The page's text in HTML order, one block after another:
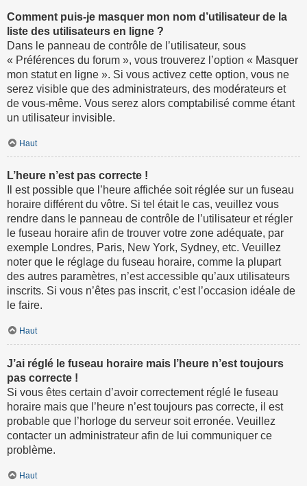
Comment puis-je masquer mon nom d’utilisateur de la
liste des utilisateurs en ligne ?
Dans le panneau de contrôle de l’utilisateur, sous
« Préférences du forum », vous trouverez l’option « Masquer
mon statut en ligne ». Si vous activez cette option, vous ne
serez visible que des administrateurs, des modérateurs et
de vous-même. Vous serez alors comptabilisé comme étant
un utilisateur invisible.
Haut
L’heure n’est pas correcte !
Il est possible que l’heure affichée soit réglée sur un fuseau
horaire différent du vôtre. Si tel était le cas, veuillez vous
rendre dans le panneau de contrôle de l’utilisateur et régler
le fuseau horaire afin de trouver votre zone adéquate, par
exemple Londres, Paris, New York, Sydney, etc. Veuillez
noter que le réglage du fuseau horaire, comme la plupart
des autres paramètres, n’est accessible qu’aux utilisateurs
inscrits. Si vous n’êtes pas inscrit, c’est l’occasion idéale de
le faire.
Haut
J’ai réglé le fuseau horaire mais l’heure n’est toujours
pas correcte !
Si vous êtes certain d’avoir correctement réglé le fuseau
horaire mais que l’heure n’est toujours pas correcte, il est
probable que l’horloge du serveur soit erronée. Veuillez
contacter un administrateur afin de lui communiquer ce
problème.
Haut